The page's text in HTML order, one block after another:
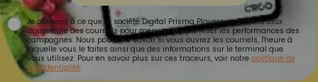
Je consens à ce que la société Digital Prisma Players analyse le taux
d'ouverture des courriels pour mesurer et optimiser les performances des
campagnes. Nous pourrons savoir si vous ouvrez les courriels, l'heure à
laquelle vous le faites ainsi que des informations sur le terminal que
vous utilisez. Pour en savoir plus sur ces traceurs, voir notre politique de
confidentialité.